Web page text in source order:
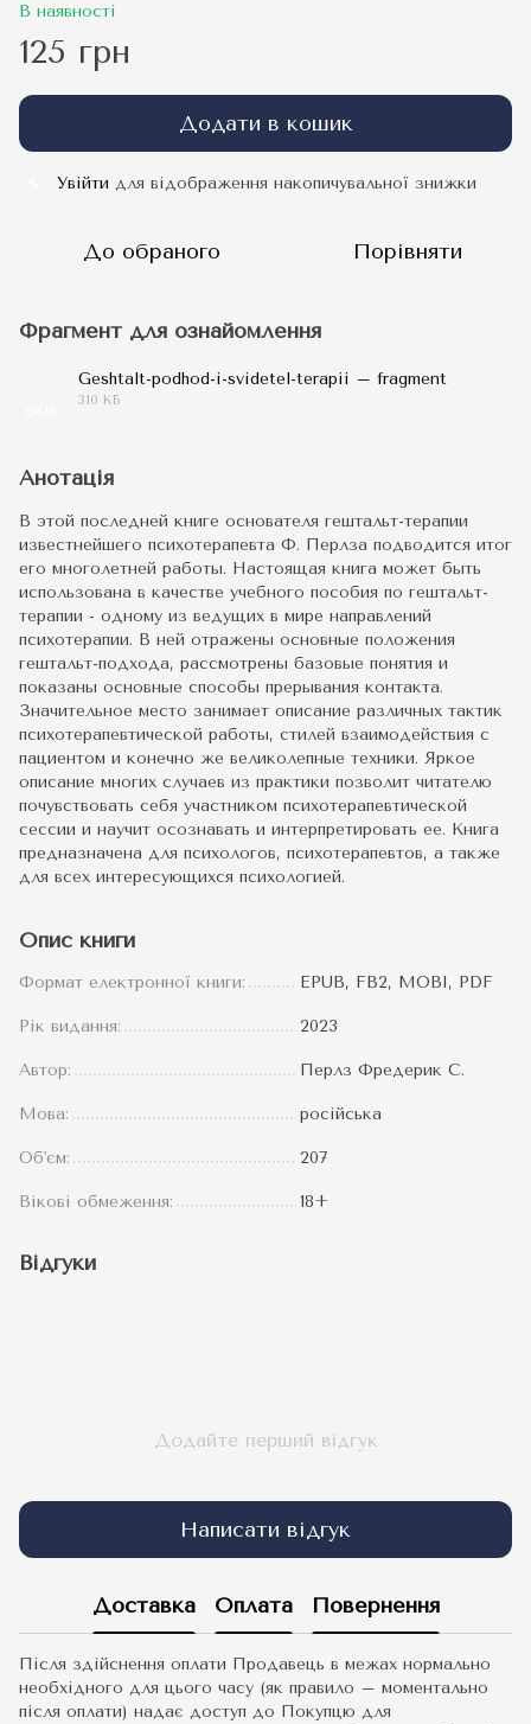
В наявності
125 грн
Додати в кошик
Увійти для відображення накопичувальної знижки
До обраного Порівняти
Фрагмент для ознайомлення
Geshtalt-podhod-i-svidetel-terapii – fragment
310 КБ
Анотація
В этой последней книге основателя гештальт-терапии
известнейшего психотерапевта Ф. Перлза подводится итог
его многолетней работы. Настоящая книга может быть
использована в качестве учебного пособия по гештальт-
терапии - одному из ведущих в мире направлений
психотерапии. В ней отражены основные положения
гештальт-подхода, рассмотрены базовые понятия и
показаны основные способы прерывания контакта.
Значительное место занимает описание различных тактик
психотерапевтической работы, стилей взаимодействия с
пациентом и конечно же великолепные техники. Яркое
описание многих случаев из практики позволит читателю
почувствовать себя участником психотерапевтической
сессии и научит осознавать и интерпретировать ее. Книга
предназначена для психологов, психотерапевтов, а также
для всех интересующихся психологией.
Опис книги
Формат електронної книги: EPUB, FB2, MOBI, PDF
Рік видання: 2023
Автор: Перлз Фредерик С.
Мова: російська
Об'єм: 207
Вікові обмеження: 18+
Відгуки
Додайте перший відгук
Написати відгук
Доставка Оплата Повернення
Після здійснення оплати Продавець в межах нормально
необхідного для цього часу (як правило – моментально
після оплати) надає доступ до Покупцю для